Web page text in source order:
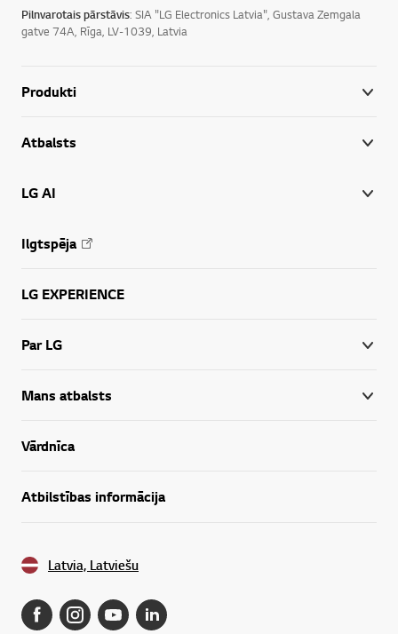
Pilnvarotais pārstāvis: SIA "LG Electronics Latvia", Gustava Zemgala
gatve 74A, Rīga, LV-1039, Latvia
Produkti
Atbalsts
LG AI
Ilgtspēja
LG EXPERIENCE
Par LG
Mans atbalsts
Vārdnīca
Atbilstības informācija
Latvia, Latviešu